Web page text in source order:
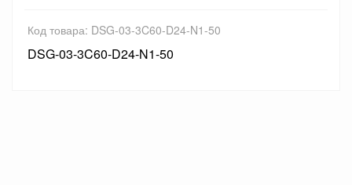
Код товара: DSG-03-3C60-D24-N1-50
DSG-03-3C60-D24-N1-50